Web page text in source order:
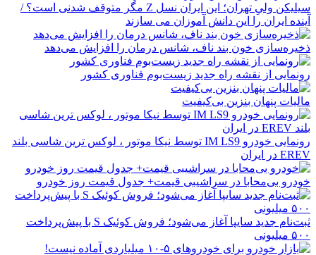
سیلیکن ولیِ تهران؛ این ایران نسل Z مگر متوقف شدنی است؟ /
آینده ایران را این دانش آموزان می سازند
ذخیره‌سازی خون بند ناف، شانس درمان را افزایش می‌دهد
رونمایی از نقشه راه جدید زیست‌بوم فناوری کشور
مالیات پنهان بنزین بی‌کیفیت
رونمایی خودرو IM LS9 توسط نیکا موتور ، لوکس ترین شاسی بلند
EREV در ایران
خودرو بی‌محابا در سراشیبی قیمت+ جدول قیمت روز خودرو
ثبت‌نام جدید سایپا آغاز می‌شود؛ فروش کوئیک S با پیش‌پرداخت
۵۰۰ میلیونی